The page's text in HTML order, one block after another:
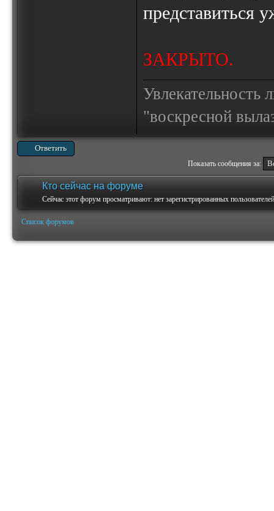
представиться
ЗАКРЫТО.
Увлекательность
"воскресной
Ответить
Показать сообщения за:
Кто сейчас на форуме
Сейчас этот форум просматривают: нет зарегистрированных
Список форумов